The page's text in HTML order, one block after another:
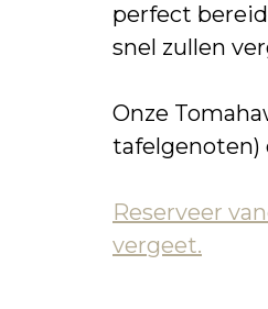
perfect
snel zullen
Onze
tafelgenoten)
Reserveer
vergeet.